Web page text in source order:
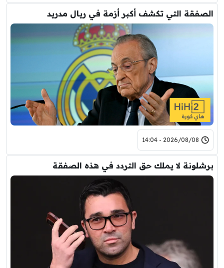
الصفقة التي تكشف أكبر أزمة في ريال مدريد
2026/08/08 - 14:04
برشلونة لا يملك حق التردد في هذه الصفقة